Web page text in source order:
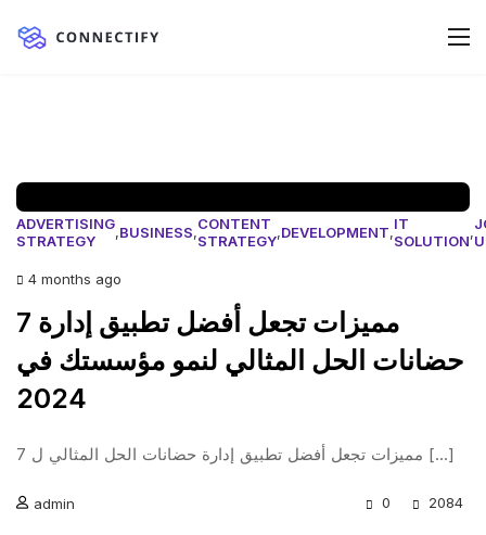
ADVERTISING
STRATEGY
,BUSINESS,CONTENT
STRATEGY,DEVELOPMENT,IT
SOLUTION,
4 months ago
7 مميزات تجعل أفضل تطبيق إدارة
حضانات الحل المثالي لنمو مؤسستك في
2024
7 مميزات تجعل أفضل تطبيق إدارة حضانات الحل المثالي ل [...]
admin 0 2084